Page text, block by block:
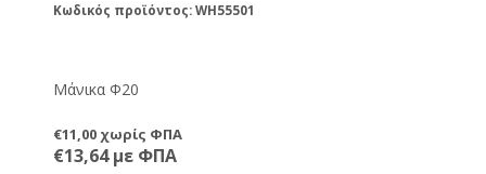
Κωδικός προϊόντος: WH55501
Μάνικα Φ20
€11,00 χωρίς ΦΠΑ
€13,64 με ΦΠΑ